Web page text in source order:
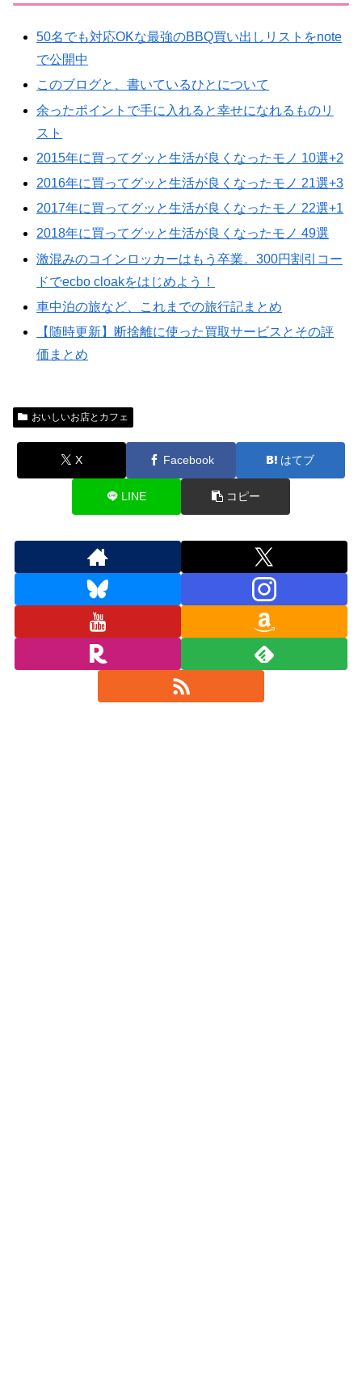
50名でも対応OKな最強のBBQ買い出しリストをnote
で公開中
このブログと、書いているひとについて
余ったポイントで手に入れると幸せになれるものリ
スト
2015年に買ってグッと生活が良くなったモノ 10選+2
2016年に買ってグッと生活が良くなったモノ 21選+3
2017年に買ってグッと生活が良くなったモノ 22選+1
2018年に買ってグッと生活が良くなったモノ 49選
激混みのコインロッカーはもう卒業。300円割引コー
ドでecbo cloakをはじめよう！
車中泊の旅など、これまでの旅行記まとめ
【随時更新】断捨離に使った買取サービスとその評
価まとめ
おいしいお店とカフェ
X Facebook はてブ
LINE コピー